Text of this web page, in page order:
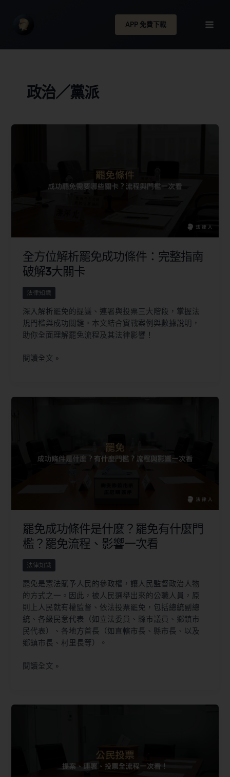
APP 免費下載
政治／黨派
全方位解析罷免成功條件：完整指南
破解3大關卡
法律知識
深入解析罷免的提議、連署與投票三大階段，掌握法
規門檻與成功關鍵。本文結合實戰案例與數據說明，
助你全面理解罷免流程及其法律影響！
閱讀全文 »
罷免成功條件是什麼？罷免有什麼門
檻？罷免流程、影響一次看
法律知識
罷免是憲法賦予人民的參政權，讓人民監督政治人物
的方式之一。因此，被人民選舉出來的公職人員，原
則上人民就有權監督、依法投票罷免，包括總統副總
統、各級民意代表（如立法委員、縣市議員、鄉鎮市
民代表）、各地方首長（如直轄市長、縣市長、以及
鄉鎮市長、村里長等）。
閱讀全文 »